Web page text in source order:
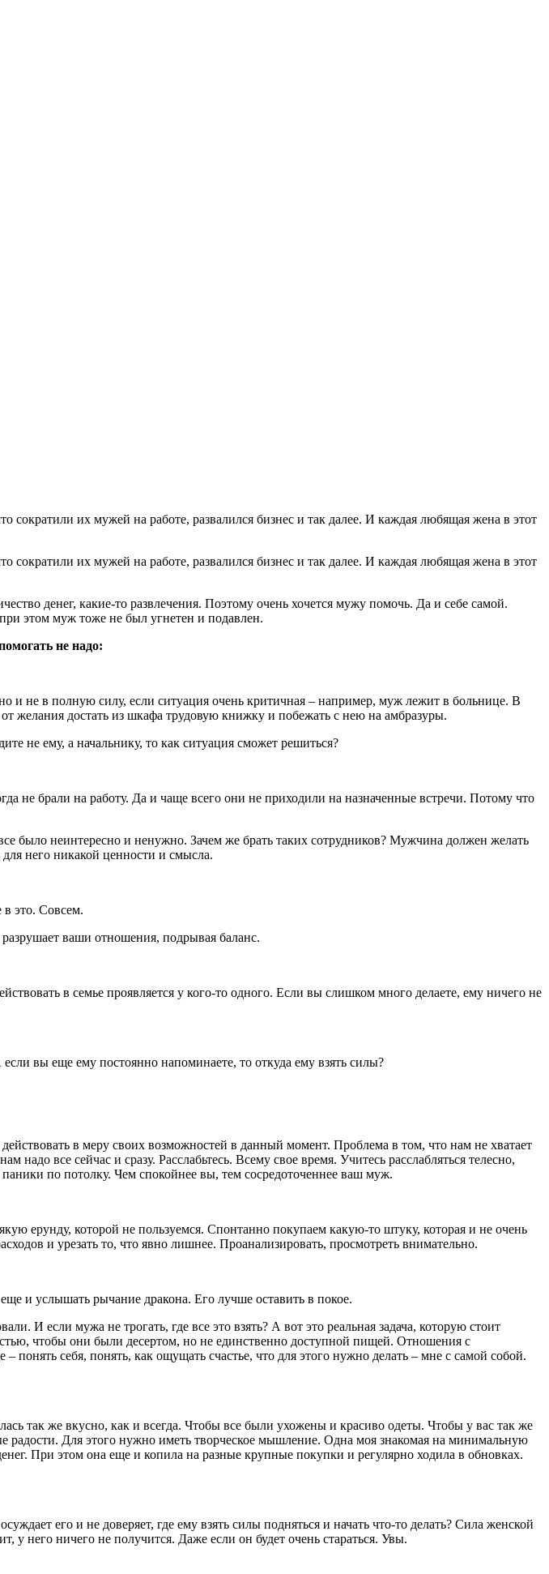
их мужей на работе, развалился бизнес и так далее. И каждая любящая жена в этот
денег, какие-то развлечения. Поэтому очень хочется мужу помочь. Да и себе самой.
этом муж тоже не был угнетен и подавлен.
не надо:
не в полную силу, если ситуация очень критичная – например, муж лежит в больнице. В
желания достать из шкафа трудовую книжку и побежать с нею на амбразуры.
не ему, а начальнику, то как ситуация сможет решиться?
не брали на работу. Да и чаще всего они не приходили на назначенные встречи. Потому что
было неинтересно и ненужно. Зачем же брать таких сотрудников? Мужчина должен желать
него никакой ценности и смысла.
в это. Совсем.
ваши отношения, подрывая баланс.
в семье проявляется у кого-то одного. Если вы слишком много делаете, ему ничего не
если вы еще ему постоянно напоминаете, то откуда ему взять силы?
в меру своих возможностей в данный момент. Проблема в том, что нам не хватает
все сейчас и сразу. Расслабьтесь. Всему свое время. Учитесь расслабляться телесно,
паники по потолку. Чем спокойнее вы, тем сосредоточеннее ваш муж.
ерунду, которой не пользуемся. Спонтанно покупаем какую-то штуку, которая и не очень
и урезать то, что явно лишнее. Проанализировать, просмотреть внимательно.
и услышать рычание дракона. Его лучше оставить в покое.
И если мужа не трогать, где все это взять? А вот это реальная задача, которую стоит
чтобы они были десертом, но не единственно доступной пищей. Отношения с
себя, понять, как ощущать счастье, что для этого нужно делать – мне с самой собой.
так же вкусно, как и всегда. Чтобы все были ухожены и красиво одеты. Чтобы у вас так же
Для этого нужно иметь творческое мышление. Одна моя знакомая на минимальную
При этом она еще и копила на разные крупные покупки и регулярно ходила в обновках.
его и не доверяет, где ему взять силы подняться и начать что-то делать? Сила женской
него ничего не получится. Даже если он будет очень стараться. Увы.